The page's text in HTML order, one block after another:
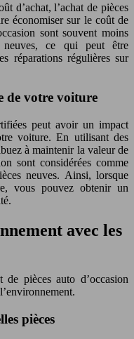
d’achat, l’achat de pièces
économiser sur le coût de
sont souvent moins
neuves, ce qui peut être
réparations régulières sur
de votre voiture
peut avoir un impact
voiture. En utilisant des
à maintenir la valeur de
sont considérées comme
neuves. Ainsi, lorsque
vous pouvez obtenir un
avec les
de pièces auto d’occasion
pièces